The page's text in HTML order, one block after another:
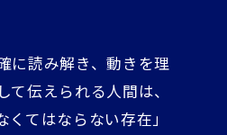
に読み解き、動きを理
伝えられる人間は、
くてはならない存在」